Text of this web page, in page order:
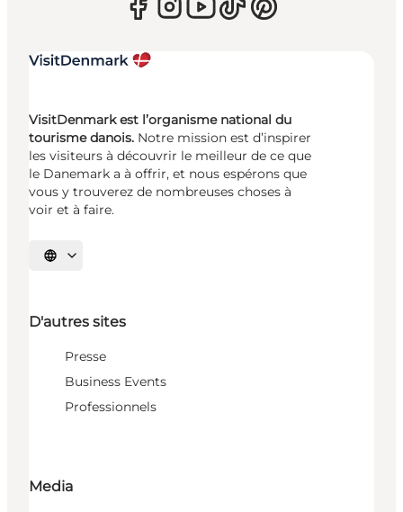
VisitDenmark est l’organisme national du
tourisme danois. Notre mission est d’inspirer
les visiteurs à découvrir le meilleur de ce que
le Danemark a à offrir, et nous espérons que
vous y trouverez de nombreuses choses à
voir et à faire.
Choisissez la langue
D'autres sites
Presse
Business Events
Professionnels
Media